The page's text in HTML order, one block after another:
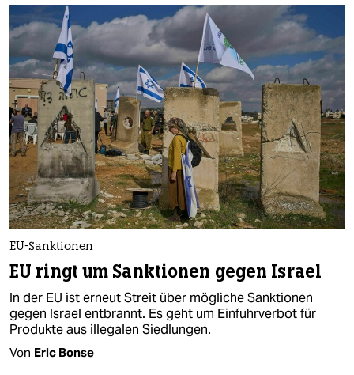
EU-Sanktionen
EU ringt um Sanktionen gegen Israel
In der EU ist erneut Streit über mögliche Sanktionen
gegen Israel entbrannt. Es geht um Einfuhrverbot für
Produkte aus illegalen Siedlungen.
Von Eric Bonse